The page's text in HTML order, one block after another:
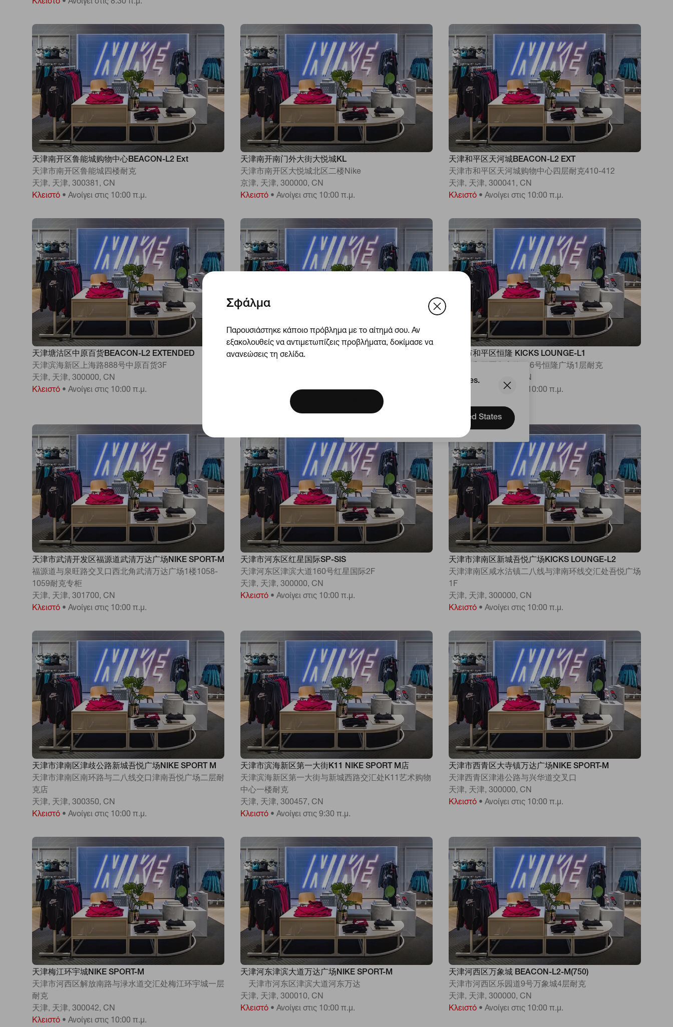
We think you are in United States.
Update your location?
United States
Σφάλμα
Παρουσιάστηκε κάποιο πρόβλημα με το αίτημά σου. Αν
εξακολουθείς να αντιμετωπίζεις προβλήματα, δοκίμασε να
ανανεώσεις τη σελίδα.
Κλειστό • Ανοίγει στις 8:30 π.μ.
天津南开区鲁能城购物中心BEACON-L2 Ext
天津市南开区鲁能城四楼耐克
天津, 天津, 300381, CN
Κλειστό • Ανοίγει στις 10:00 π.μ.
天津南开南门外大街大悦城KL
天津市南开区大悦城北区二楼Nike
京津, 天津, 300000, CN
Κλειστό • Ανοίγει στις 10:00 π.μ.
天津和平区天河城BEACON-L2 EXT
天津市和平区天河城购物中心四层耐克410-412
天津, 天津, 300041, CN
Κλειστό • Ανοίγει στις 10:00 π.μ.
天津塘沽区中原百货BEACON-L2 EXTENDED
天津滨海新区上海路888号中原百货3F
天津, 天津, 300000, CN
Κλειστό • Ανοίγει στις 10:00 π.μ.
天津宁河吾悦广场NIKE SPORT-M
天津, 天津, 301500, CN
Ανοίγει στις 10:00 π.μ.
天津市和平区恒隆 KICKS LOUNGE-L1
天津市和平区兴安路166号恒隆广场1层耐克
天津, 天津, 300022, CN
Ανοίγει στις 10:00 π.μ.
天津市武清开发区福源道武清万达广场NIKE SPORT-M
福源道与泉旺路交叉口西北角武清万达广场1楼1058-
1059耐克专柜
天津, 天津, 301700, CN
Κλειστό • Ανοίγει στις 10:00 π.μ.
天津市河东区红星国际SP-SIS
天津河东区津滨大道160号红星国际2F
天津, 天津, 300000, CN
Κλειστό • Ανοίγει στις 10:00 π.μ.
天津市津南区新城吾悦广场KICKS LOUNGE-L2
天津津南区咸水沽镇二八线与津南环线交汇处吾悦广场
1F
天津, 天津, 300000, CN
Κλειστό • Ανοίγει στις 10:00 π.μ.
天津市津南区津歧公路新城吾悦广场NIKE SPORT M
天津市津南区南环路与二八线交口津南吾悦广场二层耐
克店
天津, 天津, 300350, CN
Κλειστό • Ανοίγει στις 10:00 π.μ.
天津市滨海新区第一大街K11 NIKE SPORT M店
天津滨海新区第一大街与新城西路交汇处K11艺术购物
中心一楼耐克
天津, 天津, 300457, CN
Κλειστό • Ανοίγει στις 9:30 π.μ.
天津市西青区大寺镇万达广场NIKE SPORT-M
天津西青区津港公路与兴华道交叉口
天津, 天津, 300000, CN
Κλειστό • Ανοίγει στις 10:00 π.μ.
天津梅江环宇城NIKE SPORT-M
天津市河西区解放南路与渌水道交汇处梅江环宇城一层
耐克
天津, 天津, 300042, CN
Κλειστό • Ανοίγει στις 10:00 π.μ.
天津河东津滨大道万达广场NIKE SPORT-M
天津市河东区津滨大道河东万达
天津, 天津, 300010, CN
Κλειστό • Ανοίγει στις 10:00 π.μ.
天津河西区万象城 BEACON-L2-M(750)
天津市河西区乐园道9号万象城4层耐克
天津, 天津, 300000, CN
Κλειστό • Ανοίγει στις 10:00 π.μ.